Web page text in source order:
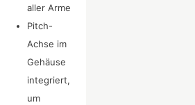
aller Arme
Pitch-
Achse im
Gehäuse
integriert,
um